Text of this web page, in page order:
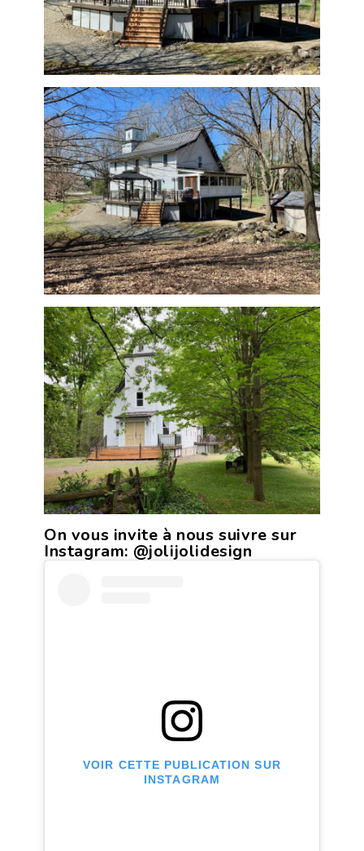
On vous invite à nous suivre sur
Instagram: @jolijolidesign
VOIR CETTE PUBLICATION SUR
INSTAGRAM